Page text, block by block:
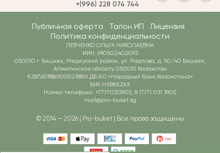
+(996) 228 074 744
Публичная оферта Талон ИП
Лицензия
Политика конфиденциальности
ЛЕВЧЕНКО ОЛЬГА НИКОЛАЕВНА
ИИН: 690502402093
050010 г. Бишкек, Медеуский район, ул. Радлова, д. 50/40 Бишкек,
Алматинская область 050010 Казахстан
KZ876018861000218861 ДБ АО «Народный Банк Казахстана»
БИК HSBKKZKX
Номер телефона: +77770313905, 8 (777) 031 3905
mail@pro-buket.kg
© 2014 — 2026 | Pro-buket | Все права защищены